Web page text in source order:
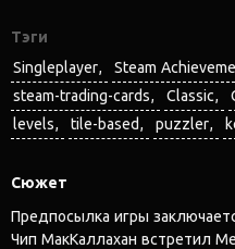
Тэги
Singleplayer
Steam
steam-trading-cards
Classic
levels
tile-based puzzler
Сюжет
Предпосылка игры
Чип МакКаллахан встретил